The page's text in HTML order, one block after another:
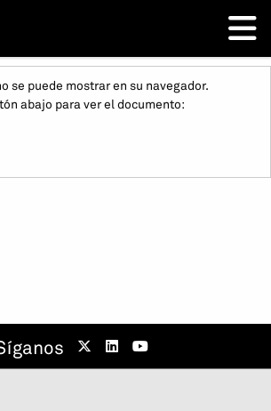
se puede mostrar en su navegador.
abajo para ver el documento: